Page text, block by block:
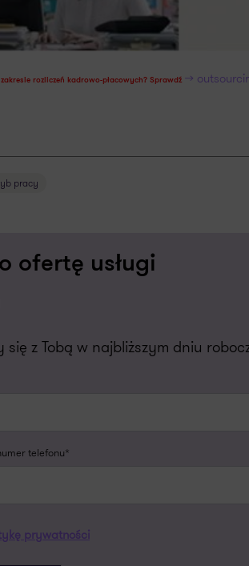
rozliczeń kadrowo-płacowych? Sprawdź >>
pracy
ofertę usługi
się z Tobą w najbliższym dniu
telefonu*
prywatności